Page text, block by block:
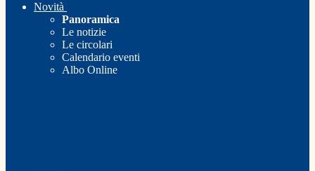
Novità
Panoramica
Le notizie
Le circolari
Calendario eventi
Albo Online